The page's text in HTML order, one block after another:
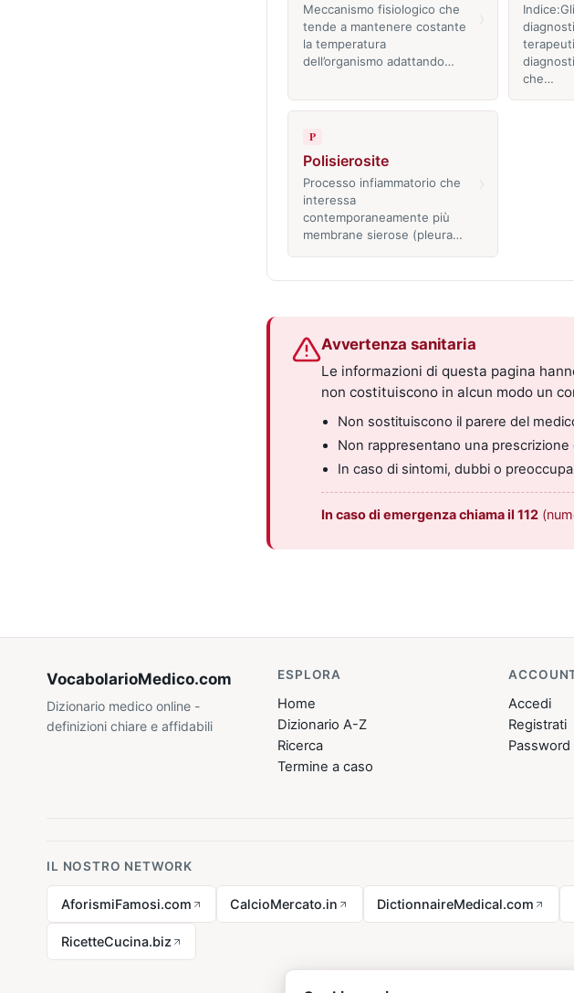
Meccanismo fisiologico che
tende a mantenere costante
la temperatura
dell’organismo adattando…
che…
P
Polisierosite
Processo infiammatorio che
interessa
contemporaneamente più
membrane sierose (pleura…
Avvertenza sanitaria
Le informazioni di questa pagina
non costituiscono in alcun modo un
Non sostituiscono il parere del
Non rappresentano una
In caso di sintomi, dubbi o
In caso di emergenza chiama il 112
VocabolarioMedico.com
Dizionario medico online -
definizioni chiare e affidabili
ESPLORA
Home
Dizionario A-Z
Ricerca
Termine a caso
Accedi
Registrati
IL NOSTRO NETWORK
AforismiFamosi.com CalcioMercato.in DictionnaireMedical.com
RicetteCucina.biz